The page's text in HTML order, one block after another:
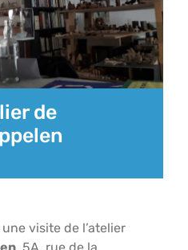
de
visite de l’atelier
, 5A, rue de la